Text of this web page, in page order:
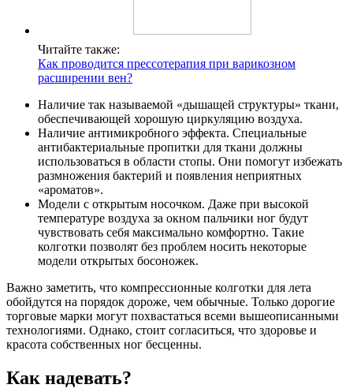
Читайте также:
Как проводится прессотерапия при варикозном
расширении вен?
Наличие так называемой «дышащей структуры» ткани,
обеспечивающей хорошую циркуляцию воздуха.
Наличие антимикробного эффекта. Специальные
антибактериальные пропитки для ткани должны
использоваться в области стопы. Они помогут избежать
размножения бактерий и появления неприятных
«ароматов».
Модели с открытым носочком. Даже при высокой
температуре воздуха за окном пальчики ног будут
чувствовать себя максимально комфортно. Такие
колготки позволят без проблем носить некоторые
модели открытых босоножек.
Важно заметить, что компрессионные колготки для лета
обойдутся на порядок дороже, чем обычные. Только дорогие
торговые марки могут похвастаться всеми вышеописанными
технологиями. Однако, стоит согласиться, что здоровье и
красота собственных ног бесценны.
Как надевать?